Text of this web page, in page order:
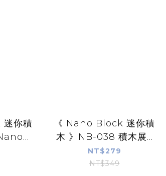
你積
《 Nano Block 迷你積
木 》NB-038 積木展...
NT$279
NT$349